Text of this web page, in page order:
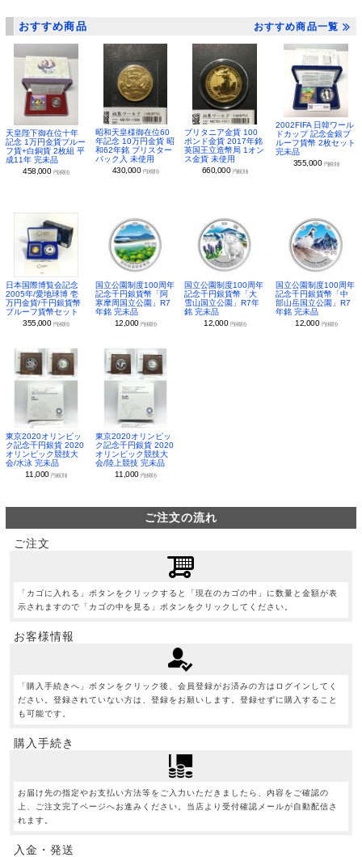
おすすめ商品 おすすめ商品一覧
天皇陛下御在位十年
記念 1万円金貨プルー
フ貨+白銅貨 2枚組 平
成11年 完未品
458,000 円(税別)
昭和天皇様御在位60
年記念 10万円金貨 昭
和62年銘 ブリスター
パック入 未使用
430,000 円(税別)
ブリタニア金貨 100
ポンド金貨 2017年銘
英国王立造幣局 1オン
ス金貨 未使用
660,000 円(税別)
2002FIFA 日韓ワール
ドカップ 記念金銀プ
ルーフ貨幣 2枚セット
完未品
355,000 円(税別)
日本国際博覧会記念
2005年/愛地球博 壱
万円金貨/千円銀貨幣
プルーフ貨幣セット
355,000 円(税別)
国立公園制度100周年
記念千円銀貨幣「阿
寒摩周国立公園」R7
年銘 完未品
12,000 円(税別)
国立公園制度100周年
記念千円銀貨幣「大
雪山国立公園」R7年
銘 完未品
12,000 円(税別)
国立公園制度100周年
記念千円銀貨幣「中
部山岳国立公園」R7
年銘 完未品
12,000 円(税別)
東京2020オリンピッ
ク記念千円銀貨 2020
オリンピック競技大
会/水泳 完未品
11,000円(税別)
東京2020オリンピッ
ク記念千円銀貨 2020
オリンピック競技大
会/陸上競技 完未品
11,000 円(税別)
ご注文の流れ
ご注文
「カゴに入れる」ボタンをクリックすると「現在のカゴの中」に数量と金額が表
示されますので「カゴの中を見る」ボタンをクリックしてください。
お客様情報
「購入手続きへ」ボタンをクリック後、会員登録がお済みの方はログインしてく
ださい。登録されていない方は、登録をお願いします。登録せずに購入すること
も可能です。
購入手続き
お届け先の指定やお支払い方法等をご入力いただきましたら、内容をご確認の
上、ご注文完了ページへお進みください。当店より受付確認メールが自動配信さ
れます。
入金・発送